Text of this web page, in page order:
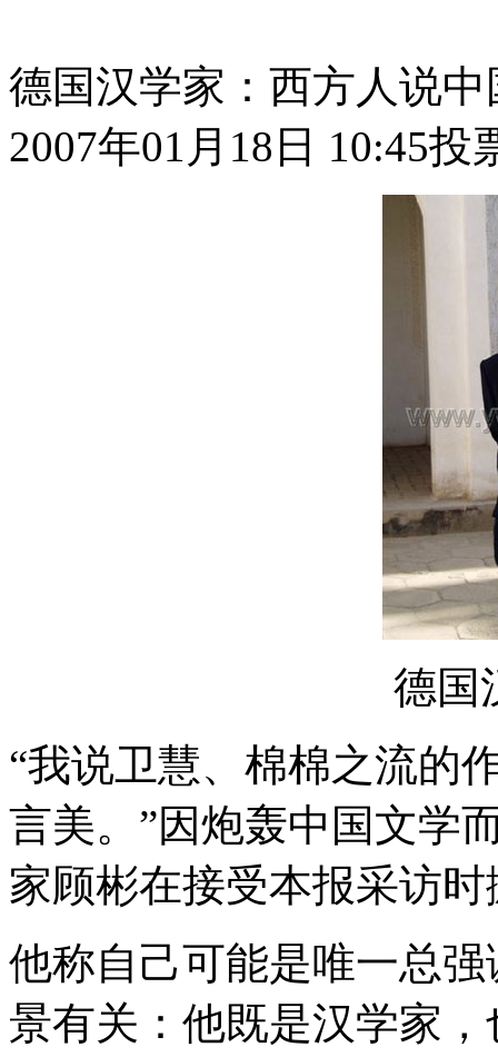
德国汉学家：西方人说
2007年01月18日 10:45投
德国
“我说卫慧、棉棉之流的
言美。”因炮轰中国文学
家顾彬在接受本报采访
他称自己可能是唯一总
景有关：他既是汉学家